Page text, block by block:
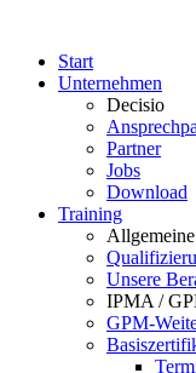
Start
Unternehmen
Decisio
Partner
Jobs
Download
Training
Unsere
IPMA /
GPM-